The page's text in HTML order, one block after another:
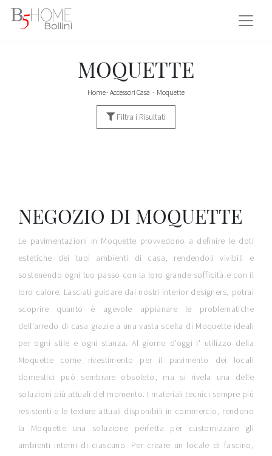
MOQUETTE
Home- Accessori Casa - Moquette
Filtra i Risultati
NEGOZIO DI MOQUETTE
Le pavimentazioni in Moquette provvedono a definire le doti
estetiche dei tuoi ambienti di casa, rendendoli vivibili e
sostenendo ogni tuo passo con la loro grande sofficità e con il
loro calore. Lasciati guidare dai nostri interior designers, potrai
scoprire quanto è agevole appianare le problematiche
dell'arredo di casa grazie a una vasta scelta di Moquette ideali
per ogni stile e ogni stanza. Al giorno d'oggi l' utilizzo della
Moquette come rivestimento per il pavimento dei locali
domestici può sembrare obsoleto, ma si rivela una delle
soluzioni più attuali del momento. I materiali tecnici sempre più
resistenti e le texture attuali disponibili in commercio, rendono
la Moquette una soluzione perfetta per customizzare gli
ambienti interni di ciascuno. Per creare un locale di fascino,